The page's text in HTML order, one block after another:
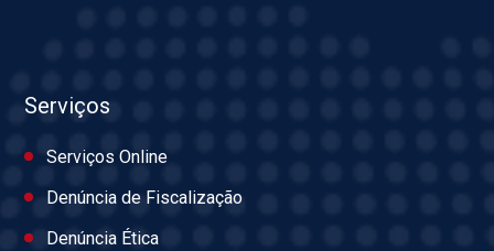
Serviços
Serviços Online
Denúncia de Fiscalização
Denúncia Ética